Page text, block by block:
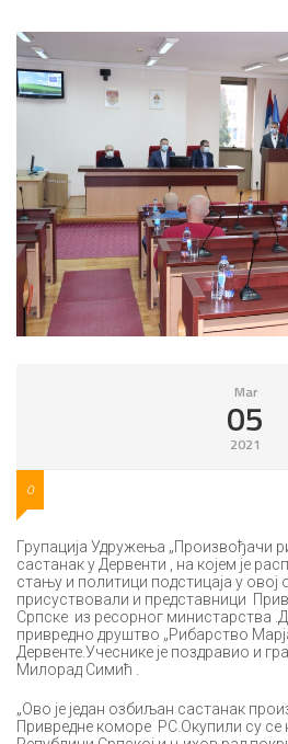
Mar
05
2021
0
Групација Удружења „Произвођачи
састанак у Дервенти , на којем је
стању и политици подстицаја у овој
присуствовали и представници
Српске из ресорног министарства
привредно друштво „Рибарство
Дервенте.Учеснике је поздравио и
Милорад Симић .
„Ово је један озбиљан састанак
Привредне коморе РС.Окупили су се